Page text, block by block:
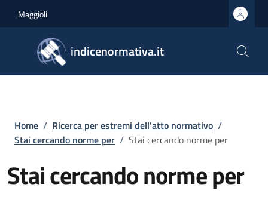
Maggioli
indicenormativa.it
Briciole di pane
Home / Ricerca per estremi dell'atto normativo /
Stai cercando norme per / Stai cercando norme per
Stai cercando norme per